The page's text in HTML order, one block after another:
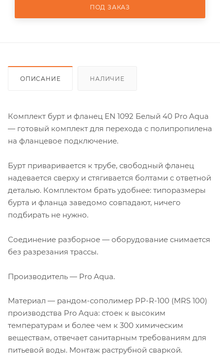
ПОД ЗАКАЗ
ОПИСАНИЕ НАЛИЧИЕ
Комплект бурт и фланец EN 1092 Белый 40 Pro Aqua
— готовый комплект для перехода с полипропилена
на фланцевое подключение.
Бурт приваривается к трубе, свободный фланец
надевается сверху и стягивается болтами с ответной
деталью. Комплектом брать удобнее: типоразмеры
бурта и фланца заведомо совпадают, ничего
подбирать не нужно.
Соединение разборное — оборудование снимается
без разрезания трассы.
Производитель — Pro Aqua.
Материал — рандом-сополимер PP-R-100 (MRS 100)
производства Pro Aqua: стоек к высоким
температурам и более чем к 300 химическим
веществам, отвечает санитарным требованиям для
питьевой воды. Монтаж раструбной сваркой.